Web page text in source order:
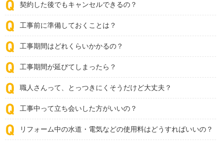
契約した後でもキャンセルできるの？
工事前に準備しておくことは？
工事期間はどれくらいかかるの？
工事期間が延びてしまったら？
職人さんって、とっつきにくそうだけど大丈夫？
工事中って立ち会いした方がいいの？
リフォーム中の水道・電気などの使用料はどうすればいいの？